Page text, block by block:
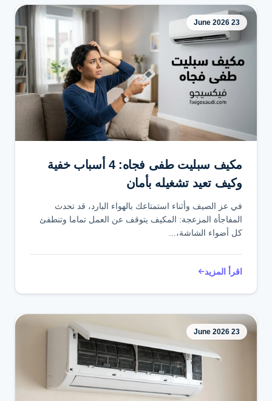
اطلب الخدمة
تواصل عبر واتساب
23 June 2026
مكيف سبليت طفى فجاه: 4 أسباب خفية
وكيف تعيد تشغيله بأمان
في عز الصيف وأثناء استمتاعك بالهواء البارد، قد تحدث
المفاجأة المزعجة: المكيف يتوقف عن العمل تماما وتنطفئ
كل أضواء الشاشة،...
اقرأ المزيد
23 June 2026